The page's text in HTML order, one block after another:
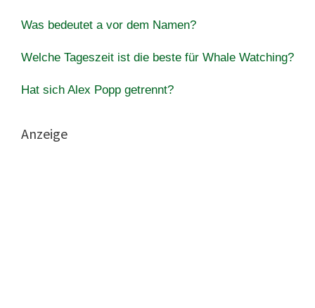
Was bedeutet a vor dem Namen?
Welche Tageszeit ist die beste für Whale Watching?
Hat sich Alex Popp getrennt?
Anzeige